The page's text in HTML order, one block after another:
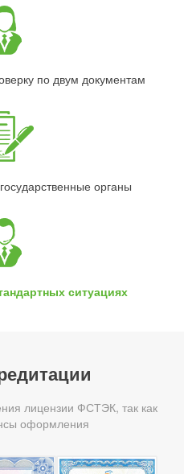
по двум документам
органы
ситуациях
лицензии ФСТЭК, так как
оформления